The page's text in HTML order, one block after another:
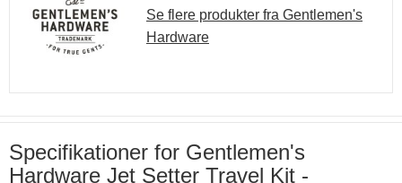
Se flere produkter fra Gentlemen's
Hardware
Specifikationer for Gentlemen's
Hardware Jet Setter Travel Kit -